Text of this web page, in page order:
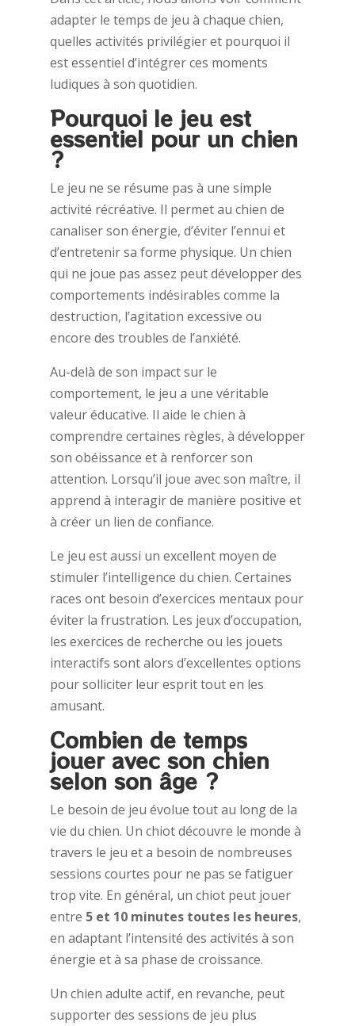
adapter le temps de jeu à chaque chien,
quelles activités privilégier et pourquoi il
est essentiel d’intégrer ces moments
ludiques à son quotidien.
Pourquoi le jeu est
essentiel pour un chien
?
Le jeu ne se résume pas à une simple
activité récréative. Il permet au chien de
canaliser son énergie, d’éviter l’ennui et
d’entretenir sa forme physique. Un chien
qui ne joue pas assez peut développer des
comportements indésirables comme la
destruction, l’agitation excessive ou
encore des troubles de l’anxiété.
Au-delà de son impact sur le
comportement, le jeu a une véritable
valeur éducative. Il aide le chien à
comprendre certaines règles, à développer
son obéissance et à renforcer son
attention. Lorsqu’il joue avec son maître, il
apprend à interagir de manière positive et
à créer un lien de confiance.
Le jeu est aussi un excellent moyen de
stimuler l’intelligence du chien. Certaines
races ont besoin d’exercices mentaux pour
éviter la frustration. Les jeux d’occupation,
les exercices de recherche ou les jouets
interactifs sont alors d’excellentes options
pour solliciter leur esprit tout en les
amusant.
Combien de temps
jouer avec son chien
selon son âge ?
Le besoin de jeu évolue tout au long de la
vie du chien. Un chiot découvre le monde à
travers le jeu et a besoin de nombreuses
sessions courtes pour ne pas se fatiguer
trop vite. En général, un chiot peut jouer
entre 5 et 10 minutes toutes les heures,
en adaptant l’intensité des activités à son
énergie et à sa phase de croissance.
Un chien adulte actif, en revanche, peut
supporter des sessions de jeu plus